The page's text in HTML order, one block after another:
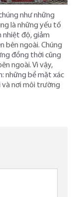
như những
là những yếu tố
nhiệt độ, giảm
bên ngoài. Chúng
đồng thời cũng
ngoài. Vì vậy,
những bề mặt xác
và nơi môi trường